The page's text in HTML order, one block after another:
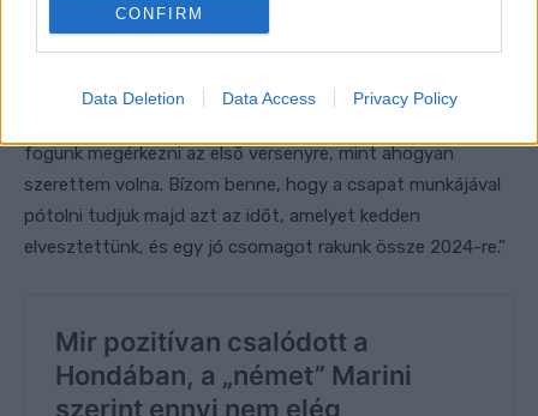
CONFIRM
Data Deletion Data Access Privacy Policy
„Amikor százszázalékos leszek, akkor majd le tudunk
dolgozni valamennyit a hátrányunkból, persze nem másfél,
fogunk megérkezni az első versenyre, mint ahogyan
szerettem volna. Bízom benne, hogy a csapat munkájával
pótolni tudjuk majd azt az időt, amelyet kedden
elvesztettünk, és egy jó csomagot rakunk össze 2024-re.”